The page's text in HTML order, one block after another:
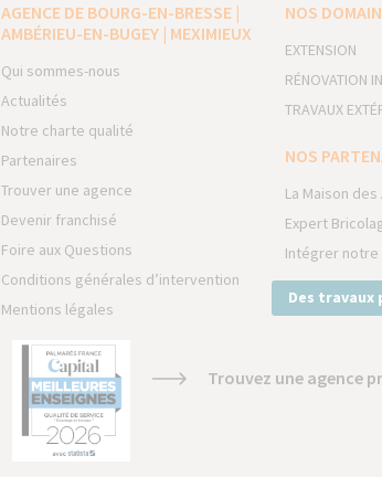
AGENCE DE BOURG-EN-BRESSE |
AMBÉRIEU-EN-BUGEY | MEXIMIEUX
Qui sommes-nous
Actualités
Notre charte qualité
Partenaires
Trouver une agence
Devenir franchisé
Foire aux Questions
Conditions générales d’intervention
Mentions légales
NOS
EXTENSION
RÉNOVATION
TRAVAUX
NOS
La Maison
Expert
Intégrer notre
Des travaux
Trouvez une agence